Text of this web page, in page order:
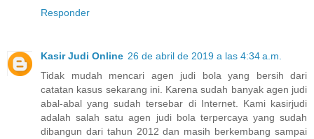
Responder
Kasir Judi Online 26 de abril de 2019 a las 4:34 a.m.
Tidak mudah mencari agen judi bola yang bersih dari
catatan kasus sekarang ini. Karena sudah banyak agen judi
abal-abal yang sudah tersebar di Internet. Kami kasirjudi
adalah salah satu agen judi bola terpercaya yang sudah
dibangun dari tahun 2012 dan masih berkembang sampai